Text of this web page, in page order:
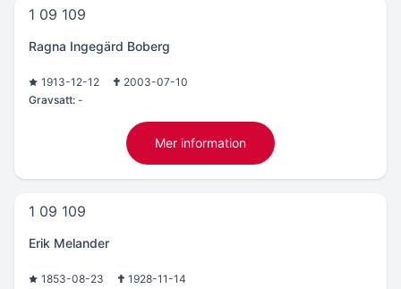
1 09 109
Ragna Ingegärd Boberg
1913-12-12
2003-07-10
Gravsatt: -
Mer information
1 09 109
Erik Melander
1853-08-23
1928-11-14